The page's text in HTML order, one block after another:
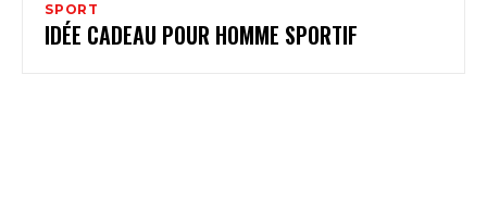
SPORT
IDÉE CADEAU POUR HOMME SPORTIF